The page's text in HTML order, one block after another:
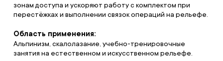
зонам доступа и ускоряют работу с комплектом при
перестёжках и выполнении связок операций на рельефе.
Область применения:
Альпинизм, скалолазание, учебно-тренировочные
занятия на естественном и искусственном рельефе.